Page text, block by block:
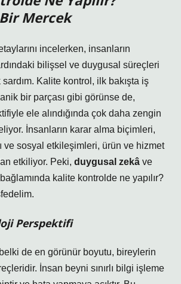
Mercek
incelerken, insanların
bilişsel ve duygusal süreçleri
Kalite kontrol, ilk bakışta iş
bir parçası gibi görünse de,
ele alındığında çok daha zengin
İnsanların karar alma biçimleri,
ve sosyal etkileşimleri, ürün ve hizmet
etkiliyor. Peki, duygusal zekâ ve
bağlamında kalite kontrolde ne yapılır?
Perspektifi
de en görünür boyutu, bireylerin
İnsan beyni sınırlı bilgi işleme